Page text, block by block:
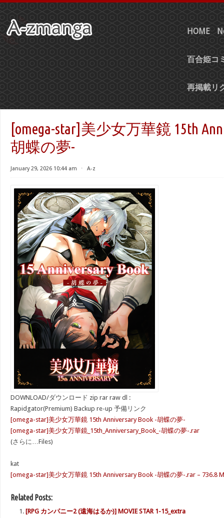
HOME
百合姫コ
再掲載リ
[omega-star]美少女万華鏡 15th
胡蝶の夢-
January 29, 2026 10:44 am ⋅ A-z
DOWNLOAD/ダウンロード zip rar raw dl :
Rapidgator(Premium) Backup re-up 予備リンク
[omega-star]美少女万華鏡 15th Anniversary Book -胡蝶の夢-
[omega-star]美少女万華鏡_15th_Anniversary_Book_-胡蝶の夢-.rar
(さらに…Files)
kat
[omega-star]美少女万華鏡 15th Anniversary Book -胡蝶の夢-.rar – 736.8
Related Posts:
[RPG カンパニー2 (遠海はるか)] MOVIE STAR 1-15_extra